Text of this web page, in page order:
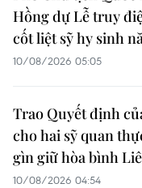
Hồng dự Lễ truy
cốt liệt sỹ hy sinh
10/08/2026 05:05
Trao Quyết định
cho hai sỹ quan
gìn giữ hòa bình
10/08/2026 04:54